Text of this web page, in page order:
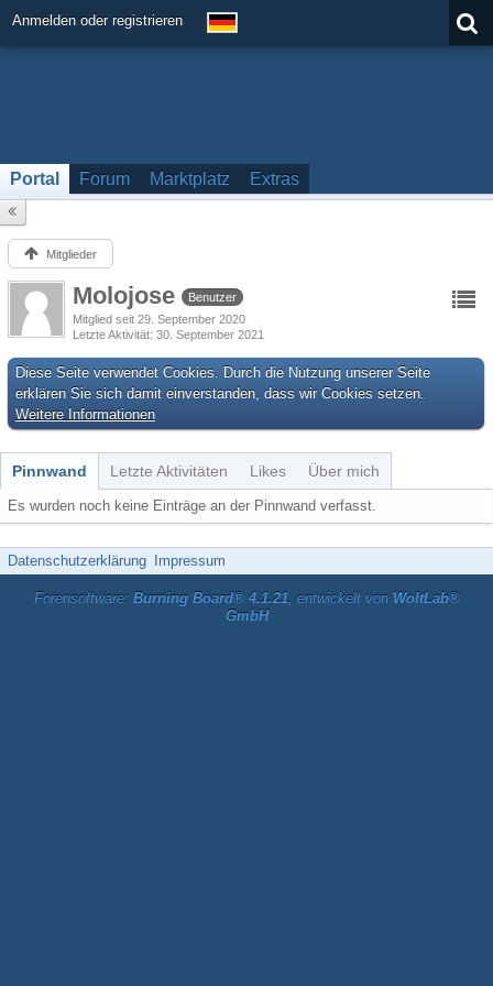
Anmelden oder registrieren
Portal Forum Marktplatz Extras
Mitglieder
Molojose
Benutzer
Mitglied seit 29. September 2020
Letzte Aktivität 30. September 2021
Diese Seite verwendet Cookies. Durch die Nutzung unserer Seite
erklären Sie sich damit einverstanden, dass wir Cookies setzen.
Weitere Informationen
Pinnwand Letzte Aktivitäten Likes Über mich
Es wurden noch keine Einträge an der Pinnwand verfasst.
Datenschutzerklärung Impressum
Forensoftware: Burning Board® 4.1.21, entwickelt von WoltLab®
GmbH